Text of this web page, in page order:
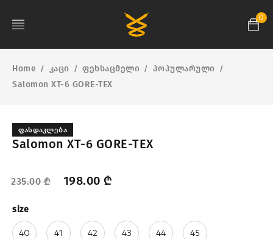
0
Home / კაცი / ფეხსაცმელი / პოპულარული /
Salomon XT-6 GORE-TEX
ᲤᲐᲡᲓᲐᲙᲚᲔᲑᲐ
Salomon XT-6 GORE-TEX
235.00₾ 198.00 ₾
size
40 41 42 43 44 45